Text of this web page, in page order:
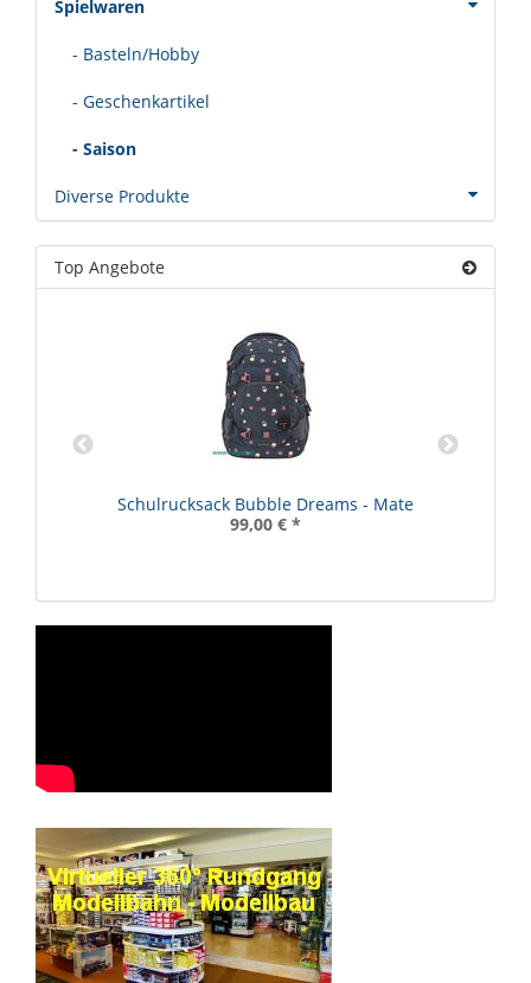
Spielwaren
- Basteln/Hobby
- Geschenkartikel
- Saison
Diverse Produkte
Top Angebote
Schulrucksack Bubble Dreams - Mate
99,00 € *